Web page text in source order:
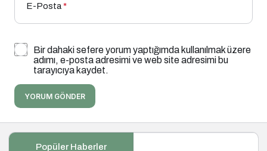
E-Posta*
Bir dahaki sefere yorum yaptığımda kullanılmak üzere
adımı, e-posta adresimi ve web site adresimi bu
tarayıcıya kaydet.
YORUM GÖNDER
Popüler Haberler